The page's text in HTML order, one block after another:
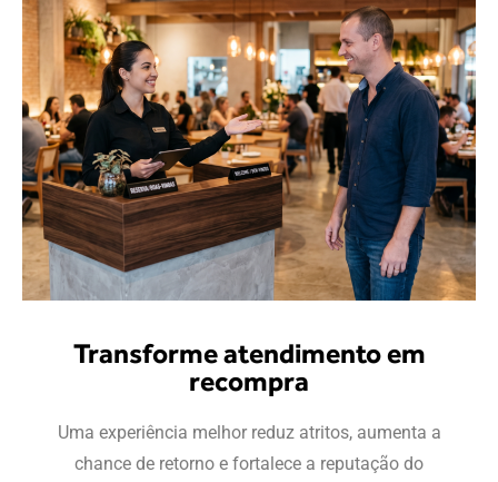
Transforme atendimento em
recompra
Uma experiência melhor reduz atritos, aumenta a
chance de retorno e fortalece a reputação do